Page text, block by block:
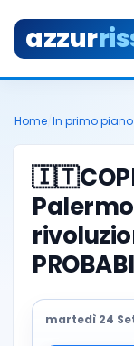
azzur
Home In primo piano
🇮🇹
martedì 24